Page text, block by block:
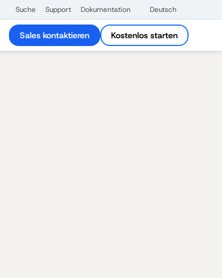
Suche Support Dokumentation Deutsch
Sales kontaktieren Kostenlos starten